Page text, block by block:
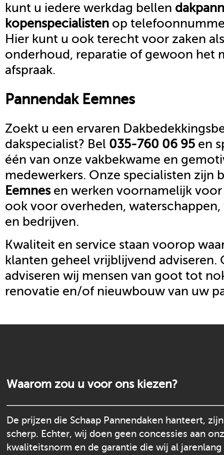
kunt u iedere werkdag bellen
kopenspecialisten op
Hier kunt u ook terecht voor zaken
onderhoud, reparatie of gewoon het
afspraak.
Pannendak Eemnes
Zoekt u een ervaren
dakspecialist? Bel 035-760 06 95 en
één van onze vakbekwame en
medewerkers. Onze specialisten zijn
Eemnesen werken voornamelijk
ook voor overheden,
en bedrijven.
Kwaliteit en service staan voorop
klanten geheel vrijblijvend adviseren.
adviseren wij mensen van goot tot
renovatie en/of nieuwbouw van uw
Waarom zou u voor ons kiezen?
De prijzen die Schaap Pannendaken hanteert,
scherp. Echter, wij doen geen concessies aan
kwaliteitsnorm en de garantie die wij al jarenlang